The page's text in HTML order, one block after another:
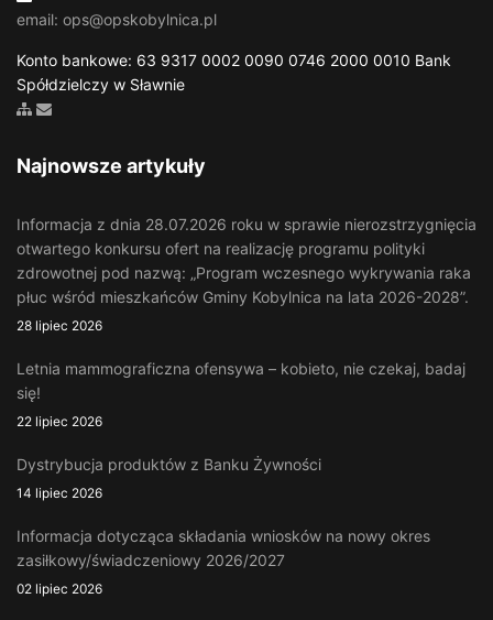
email: ops@opskobylnica.pl
Konto bankowe: 63 9317 0002 0090 0746 2000 0010 Bank
Spółdzielczy w Sławnie
Zobacz mapę strony
Wyślij email
Najnowsze artykuły
Informacja z dnia 28.07.2026 roku w sprawie nierozstrzygnięcia
otwartego konkursu ofert na realizację programu polityki
zdrowotnej pod nazwą: „Program wczesnego wykrywania raka
płuc wśród mieszkańców Gminy Kobylnica na lata 2026-2028”.
28 lipiec 2026
Letnia mammograficzna ofensywa – kobieto, nie czekaj, badaj
się!
22 lipiec 2026
Dystrybucja produktów z Banku Żywności
14 lipiec 2026
Informacja dotycząca składania wniosków na nowy okres
zasiłkowy/świadczeniowy 2026/2027
02 lipiec 2026